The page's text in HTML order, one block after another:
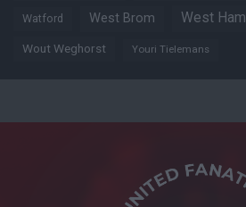
Watford West Brom West Ham
Wout Weghorst Youri Tielemans